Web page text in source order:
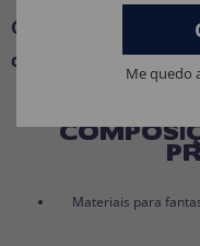
Clique em
diversão com esta
Materiais para
Me quedo